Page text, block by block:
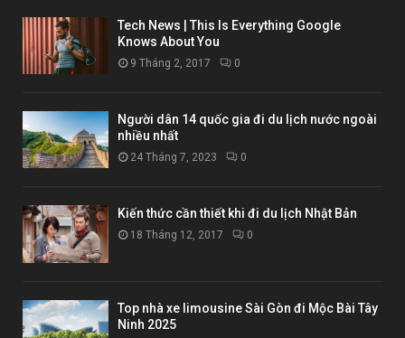
Tech News | This Is Everything Google
Knows About You
9 Tháng 2, 2017 0
Người dân 14 quốc gia đi du lịch nước ngoài
nhiều nhất
24 Tháng 7, 2023 0
Kiến thức cần thiết khi đi du lịch Nhật Bản
18 Tháng 12, 2017 0
Top nhà xe limousine Sài Gòn đi Mộc Bài Tây
Ninh 2025